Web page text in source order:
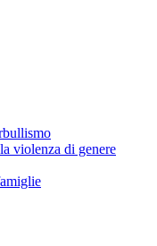
violenza di genere